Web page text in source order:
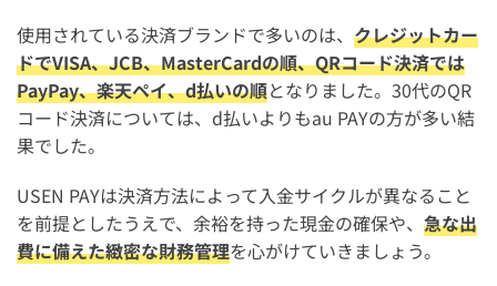
使用されている決済ブランドで多いのは、 クレジットカー
ドでVISA、JCB、MasterCardの順、QRコード決済では
PayPay、楽天ペイ、d払いの順となりました。30代のQR
コード決済については、d払いよりもau PAYの方が多い結
果でした。
USEN PAYは決済方法によって入金サイクルが異なること
を前提としたうえで、余裕を持った現金の確保や、 急な出
費に備えた緻密な財務管理を心がけていきましょう。